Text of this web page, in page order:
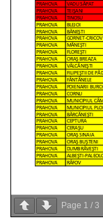
Page 1 / 3